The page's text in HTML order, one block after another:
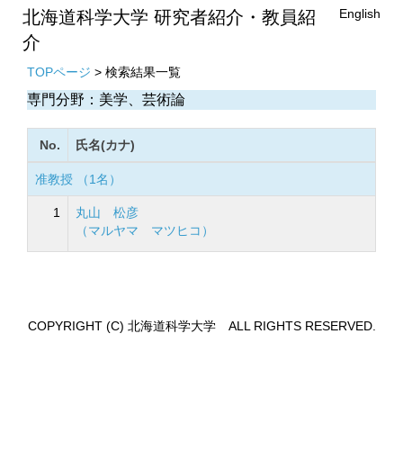
北海道科学大学 研究者紹介・教員紹
介
English
TOPページ > 検索結果一覧
専門分野：美学、芸術論
No. 氏名(カナ)
准教授 （1名）
1
丸山 松彦
（マルヤマ マツヒコ）
COPYRIGHT (C) 北海道科学大学 ALL RIGHTS RESERVED.